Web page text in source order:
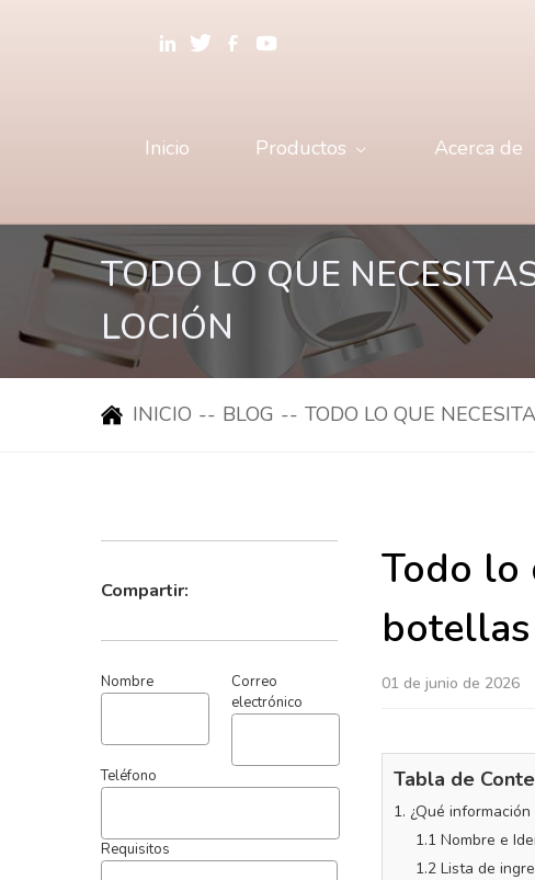
Inicio Productos Acerca de
TODO LO QUE
LOCIÓN
INICIO -- BLOG -- TODO LO QUE
Todo lo
01 de junio de 2026
Tabla de
1. ¿Qué
1.1 Nombre e
1.2 Lista de
Compartir:
Nombre
electrónico
Teléfono